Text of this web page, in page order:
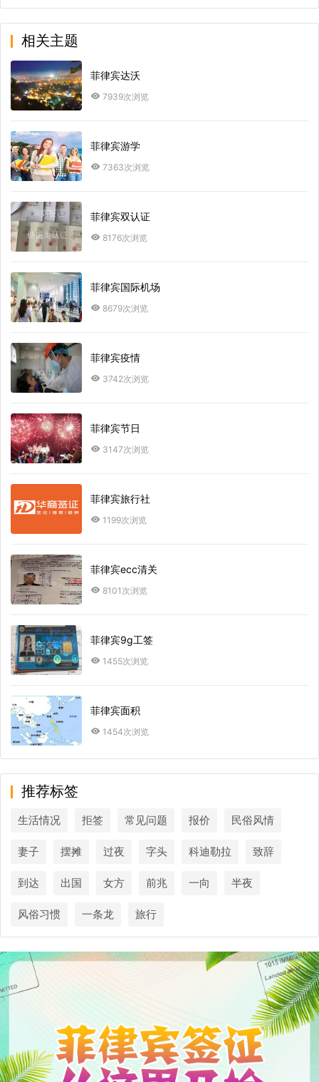
相关主题
菲律宾达沃
7939次浏览
菲律宾游学
7363次浏览
菲律宾双认证
8176次浏览
菲律宾国际机场
8679次浏览
菲律宾疫情
3742次浏览
菲律宾节日
3147次浏览
菲律宾旅行社
1199次浏览
菲律宾ecc清关
8101次浏览
菲律宾9g工签
1455次浏览
菲律宾面积
1454次浏览
推荐标签
生活情况 拒签 常见问题 报价 民俗风情
妻子 摆摊 过夜 字头 科迪勒拉 致辞
到达 出国 女方 前兆 一向 半夜
风俗习惯 一条龙 旅行